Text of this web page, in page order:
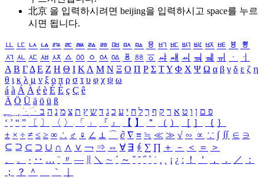
北京 을 입력하시려면 beijing을 입력하시고 space를 누르
시면 됩니다.
ㅥ ㅦ ㅧ ㅨ ㅩ ㅪ ㅫ ㅬ ㅭ ㅮ ㅯ ㅰ ㅱ ㅲ ㅳ ㅴ ㅵ ㅶ ㅷ ㅸ
ㅹ
ㅺ ㅻ ㅼ ㅽ ㅾ ㅿ ㆀ ㆁ ㆂ ㆃ ㆄ ㆅ ㆆ ㆇ ㆈ ㆉ ㆊ ㆋ ㆌ ㆍ
ㆎ
Α Β ΓΔ Ε Ζ Η Θ Ι ΚΛ Μ Ν Ξ Ο Π Ρ Σ ΤΥ Φ Χ Ψ Ω α β γ δ ε ζ η
θ ι κ λ μ ν ξ ο π ρ σ τ υ φ χ ψ ω
á à Á À é è É È ç Ç ê
Ä Ö Ü ä ö ü ß
ִֶֹ ֻּ ׁׂ פ ם ן ו ט א ר ק ף ך ל ח י ע כ ג ד ש ץ ת צ מ נ ה ב
‘ ’ “ ” 〔 〕 〈 〉 「 」 『 』 【 】 ＂ （ ） ［ ］ ｛ ｝
± × ÷ ≠ ≤ ≥ ∞ ∴ ♂ ♀ ∠ ⊥ ⌒ ∂ ∇ ≡ ≒ ≪ ≫ √ ∽ ∝ ∵ ∫ ∬ ∈ ∋
⊆ ⊇ ⊂ ⊃ ∪ ∩ ∧ ∨ ￢ ⇒ ⇔ ∀ ∃ ∮ ∑ ∏ ＋ － ＜ ＝
＞
、
。 · ‥ … ¨ 〃 ― ＼ ∼ ´ ～ ˇ ˘ ˝ ˚ ˙ ¸ ¡ ¿ ː ！ ＇ ， ． ／
：
；
？ ＾ ｀